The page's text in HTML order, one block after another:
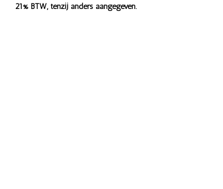
21% BTW, tenzij anders aangegeven.